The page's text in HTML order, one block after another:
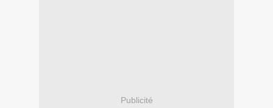
Publicité